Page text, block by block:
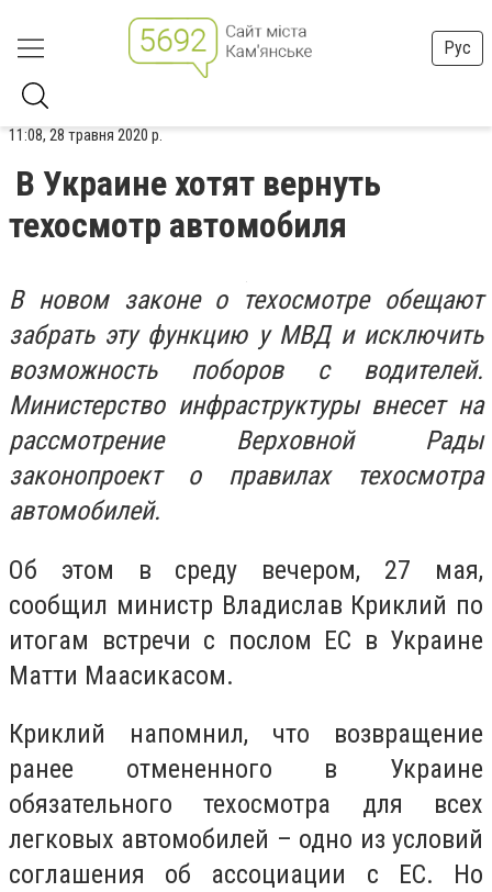
Рус
11:08, 28 травня 2020 р.
В Украине хотят вернуть
техосмотр автомобиля
В новом законе о техосмотре обещают
забрать эту функцию у МВД и исключить
возможность поборов с водителей.
Министерство инфраструктуры внесет на
рассмотрение Верховной Рады
законопроект о правилах техосмотра
автомобилей.
Об этом в среду вечером, 27 мая,
сообщил министр Владислав Криклий по
итогам встречи с послом ЕС в Украине
Матти Маасикасом.
Криклий напомнил, что возвращение
ранее отмененного в Украине
обязательного техосмотра для всех
легковых автомобилей – одно из условий
соглашения об ассоциации с ЕС. Но